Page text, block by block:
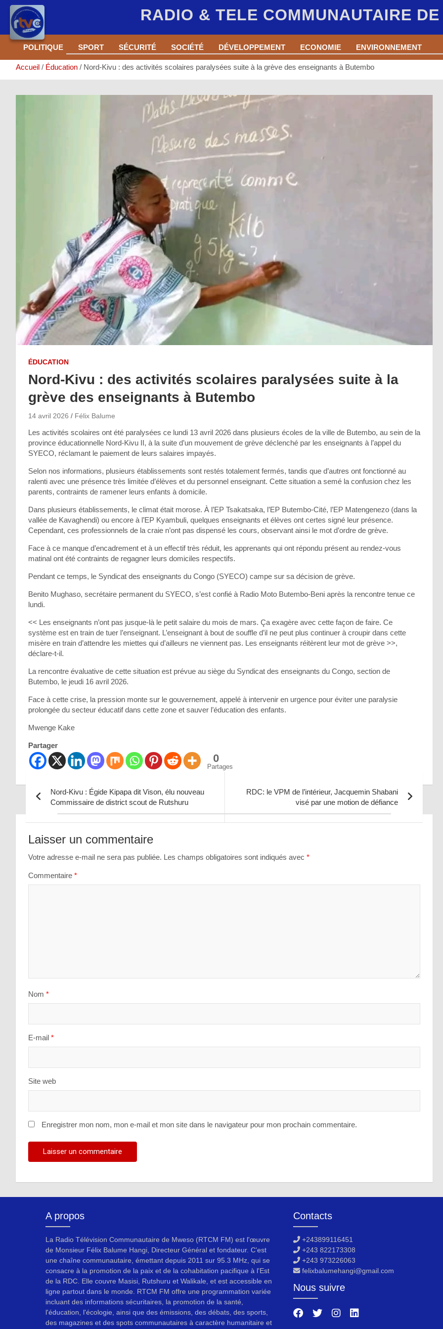
RADIO & TELE COMMUNAUTAIRE DE
Aller
contenu
POLITIQUE SPORT SÉCURITÉ SOCIÉTÉ DÉVELOPPEMENT ECONOMIE ENVIRONNEMENT
Accueil Éducation Nord-Kivu : des activités scolaires paralysées suite à la grève des enseignants à Butembo
ÉDUCATION
Nord-Kivu : des activités scolaires paralysées suite à la
grève des enseignants à Butembo
14 avril 2026 Félix Balume
Les activités scolaires ont été paralysées ce lundi 13 avril 2026 dans plusieurs écoles de la ville de Butembo, au sein de la
province éducationnelle Nord-Kivu II, à la suite d’un mouvement de grève déclenché par les enseignants à l’appel du
SYECO, réclamant le paiement de leurs salaires impayés.
Selon nos informations, plusieurs établissements sont restés totalement fermés, tandis que d’autres ont fonctionné au
ralenti avec une présence très limitée d’élèves et du personnel enseignant. Cette situation a semé la confusion chez les
parents, contraints de ramener leurs enfants à domicile.
Dans plusieurs établissements, le climat était morose. À l’EP Tsakatsaka, l’EP Butembo-Cité, l’EP Matengenezo (dans la
vallée de Kavaghendi) ou encore à l’EP Kyambuli, quelques enseignants et élèves ont certes signé leur présence.
Cependant, ces professionnels de la craie n’ont pas dispensé les cours, observant ainsi le mot d’ordre de grève.
Face à ce manque d’encadrement et à un effectif très réduit, les apprenants qui ont répondu présent au rendez-vous
matinal ont été contraints de regagner leurs domiciles respectifs.
Pendant ce temps, le Syndicat des enseignants du Congo (SYECO) campe sur sa décision de grève.
Benito Mughaso, secrétaire permanent du SYECO, s’est confié à Radio Moto Butembo-Beni après la rencontre tenue ce
lundi.
<< Les enseignants n’ont pas jusque-là le petit salaire du mois de mars. Ça exagère avec cette façon de faire. Ce
système est en train de tuer l’enseignant. L’enseignant à bout de souffle d’il ne peut plus continuer à croupir dans cette
misère en train d’attendre les miettes qui d’ailleurs ne viennent pas. Les enseignants réitèrent leur mot de grève >>,
déclare-t-il.
La rencontre évaluative de cette situation est prévue au siège du Syndicat des enseignants du Congo, section de
Butembo, le jeudi 16 avril 2026.
Face à cette crise, la pression monte sur le gouvernement, appelé à intervenir en urgence pour éviter une paralysie
prolongée du secteur éducatif dans cette zone et sauver l’éducation des enfants.
Mwenge Kake
Partager
0
Partages
Navigation
de
l’article
Nord-Kivu : Égide Kipapa dit Vison, élu nouveau
Commissaire de district scout de Rutshuru
RDC: le VPM de l’intérieur, Jacquemin Shabani
visé par une motion de défiance
Laisser un commentaire
Votre adresse e-mail ne sera pas publiée. Les champs obligatoires sont indiqués avec *
Commentaire *
Nom *
E-mail *
Site web
Enregistrer mon nom, mon e-mail et mon site dans le navigateur pour mon prochain commentaire.
A propos
La Radio Télévision Communautaire de Mweso (RTCM FM) est l'œuvre
de Monsieur Félix Balume Hangi, Directeur Général et fondateur. C'est
une chaîne communautaire, émettant depuis 2011 sur 95.3 MHz, qui se
consacre à la promotion de la paix et de la cohabitation pacifique à l'Est
de la RDC. Elle couvre Masisi, Rutshuru et Walikale, et est accessible en
ligne partout dans le monde. RTCM FM offre une programmation variée
incluant des informations sécuritaires, la promotion de la santé,
l'éducation, l'écologie, ainsi que des émissions, des débats, des sports,
des magazines et des spots communautaires à caractère humanitaire et
Contacts
+243899116451
+243 822173308
+243 973226063
felixbalumehangi@gmail.com
Nous suivre